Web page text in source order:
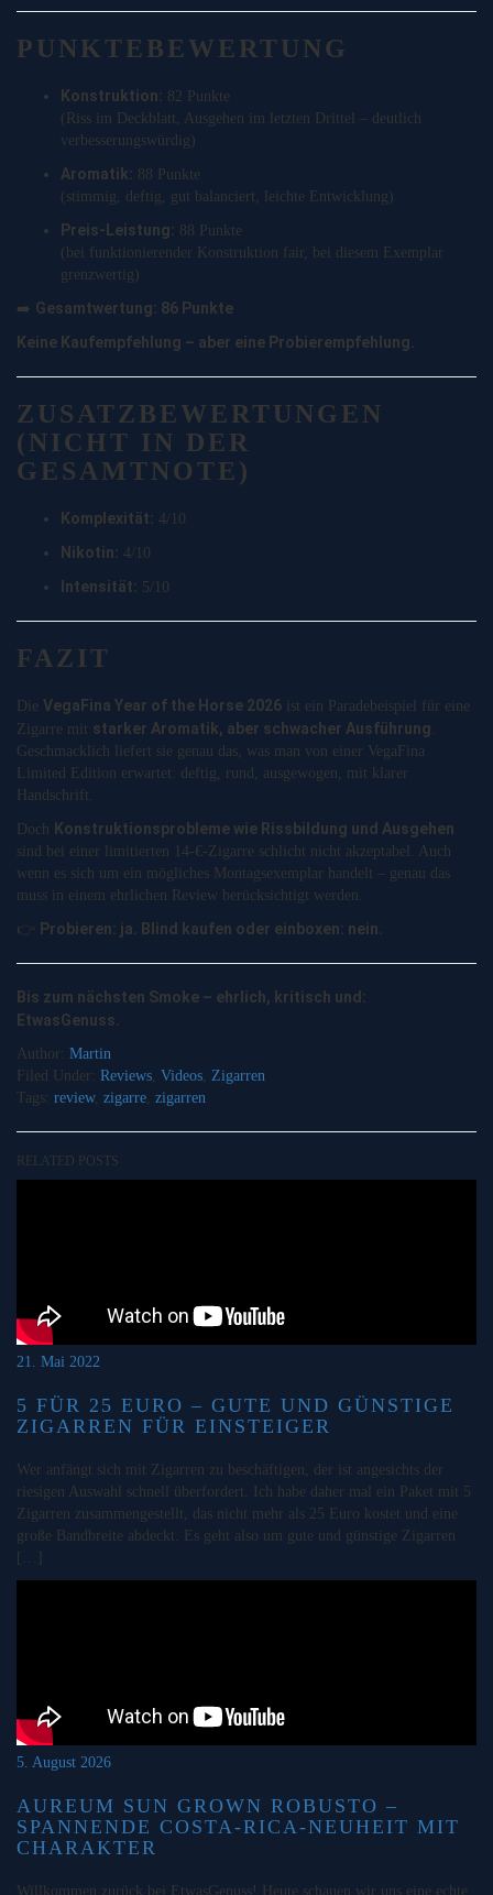
PUNKTEBEWERTUNG
Konstruktion: 82 Punkte
(Riss im Deckblatt, Ausgehen im letzten Drittel – deutlich
verbesserungswürdig)
Aromatik: 88 Punkte
(stimmig, deftig, gut balanciert, leichte Entwicklung)
Preis-Leistung: 88 Punkte
(bei funktionierender Konstruktion fair, bei diesem Exemplar
grenzwertig)
➡️ Gesamtwertung: 86 Punkte
Keine Kaufempfehlung – aber eine Probierempfehlung.
ZUSATZBEWERTUNGEN
(NICHT IN DER
GESAMTNOTE)
Komplexität: 4/10
Nikotin: 4/10
Intensität: 5/10
FAZIT
Die VegaFina Year of the Horse 2026 ist ein Paradebeispiel für eine
Zigarre mit starker Aromatik, aber schwacher Ausführung
Geschmacklich liefert sie genau das, was man von einer VegaFina
Limited Edition erwartet: deftig, rund, ausgewogen, mit klarer
Handschrift.
Doch Konstruktionsprobleme wie Rissbildung und Ausgehen
sind bei einer limitierten 14-€-Zigarre schlicht nicht akzeptabel. Auch
wenn es sich um ein mögliches Montagsexemplar handelt – genau das
muss in einem ehrlichen Review berücksichtigt werden.
👉 Probieren: ja. Blind kaufen oder einboxen: nein.
Bis zum nächsten Smoke – ehrlich, kritisch und:
EtwasGenuss.
Author: Martin
Filed Under: Reviews Videos Zigarren
Tags: review, zigarre zigarren
RELATED POSTS
21. Mai 2022
5 FÜR 25 EURO – GUTE UND GÜNSTIGE
ZIGARREN FÜR EINSTEIGER
Wer anfängt sich mit Zigarren zu beschäftigen, der ist angesichts der
riesigen Auswahl schnell überfordert. Ich habe daher mal ein Paket mit 5
Zigarren zusammengestellt, das nicht mehr als 25 Euro kostet und eine
große Bandbreite abdeckt. Es geht also um gute und günstige Zigarren
5. August 2026
AUREUM SUN GROWN ROBUSTO –
SPANNENDE COSTA-RICA-NEUHEIT MIT
CHARAKTER
Willkommen zurück bei EtwasGenuss! Heute schauen wir uns eine echte